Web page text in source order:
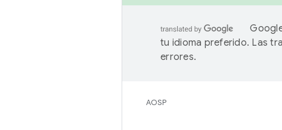
tu idioma preferido. Las
errores.
AOSP